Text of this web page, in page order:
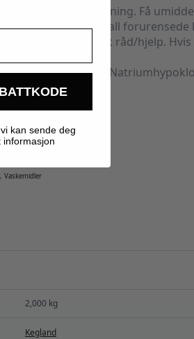
IKKE fremkall brekning. Få
Ta av umiddelbart all
Få medisinsk råd/hjelp.
Kaliumhydroksid,
, Vaskemidler
2,000 kg
Kegland
kan sende deg
informasjon